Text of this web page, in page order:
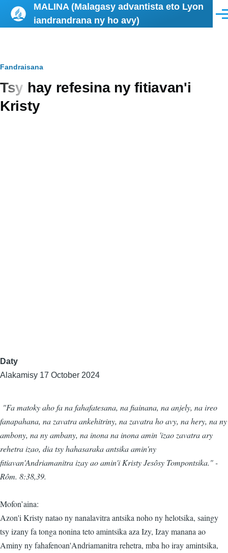
Skip to main content
MALINA (Malagasy advantista eto Lyon
iandrandrana ny ho avy)
Breadcrumb
Fandraisana
Tsy hay refesina ny fitiavan'i
Kristy
Daty
Alakamisy 17 October 2024
"Fa matoky aho fa na fahafatesana, na fiainana, na anjely, na ireo
fanapahana, na zavatra ankehitriny, na zavatra ho avy, na hery, na ny
ambony, na ny ambany, na inona na inona amin 'izao zavatra ary
rehetra izao, dia tsy hahasaraka antsika amin'ny
fitiavan'Andriamanitra izay ao amin'i Kristy Jesôsy Tompontsika." -
Rôm. 8:38,39.
Mofon’aina:
Azon'i Kristy natao ny nanalavitra antsika noho ny helotsika, saingy
tsy izany fa tonga nonina teto amintsika aza Izy, Izay manana ao
Aminy ny fahafenoan'Andriamanitra rehetra, mba ho iray amintsika,